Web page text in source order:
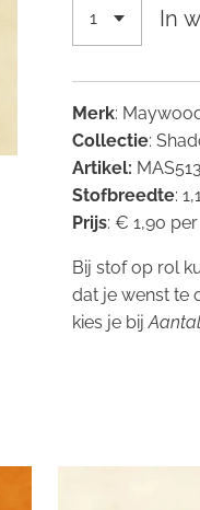
In
Merk:
Collectie:
Artikel:
Stofbreedte:
Prijs: € 1,90
Bij stof op rol
dat je wenst te
kies je bijAantal